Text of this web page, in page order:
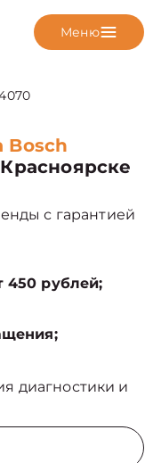
Меню
Bosch
с гарантией
450 рублей;
диагностики и